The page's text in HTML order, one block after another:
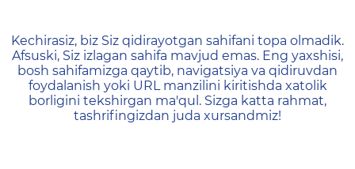
404 — Страница не
Kechirasiz, biz Siz qidirayotgan sahifani topa olmadik.
Afsuski, Siz izlagan sahifa mavjud emas. Eng yaxshisi,
bosh sahifamizga qaytib, navigatsiya va qidiruvdan
foydalanish yoki URL manzilini kiritishda xatolik
borligini tekshirgan ma'qul. Sizga katta rahmat,
tashrifingizdan juda xursandmiz!